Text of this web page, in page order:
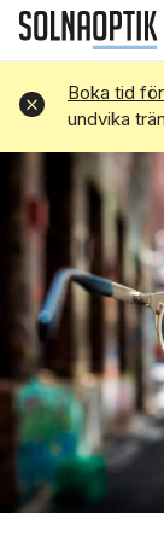
Boka tid
undvika
Avvisa